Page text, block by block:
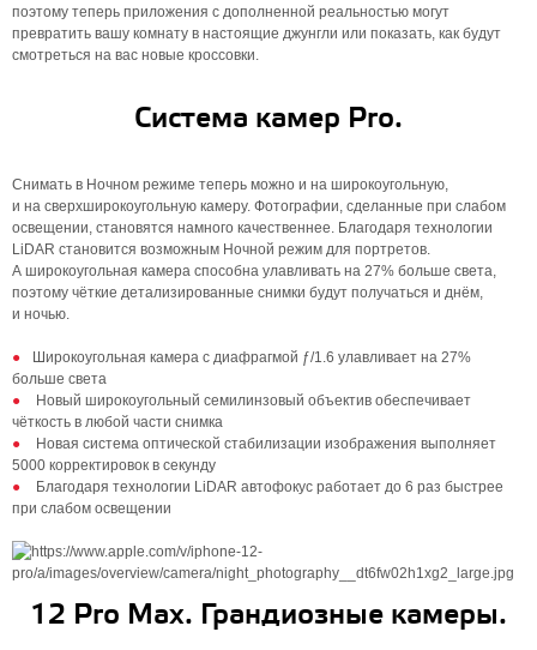
поэтому теперь приложения с дополненной реальностью могут
превратить вашу комнату в настоящие джунгли или показать, как будут
смотреться на вас новые кроссовки.
Система камер Pro.
Снимать в Ночном режиме теперь можно и на широкоугольную,
и на сверх­широкоугольную камеру. Фотографии, сделанные при слабом
освещении, становятся намного качественнее. Благодаря технологии
LiDAR становится возможным Ночной режим для портретов.
А широкоугольная камера способна улавливать на 27% больше света,
поэтому чёткие детализированные снимки будут получаться и днём,
и ночью.
Широкоугольная камера с диафрагмой ƒ/1.6 улавливает на 27%
больше света
Новый широкоугольный семилинзовый объектив обеспечивает
чёткость в любой части снимка
Новая система оптической стабилизации изображения выполняет
5000 корректировок в секунду
Благодаря технологии LiDAR автофокус работает до 6 раз быстрее
при слабом освещении
12 Pro Max. Грандиозные камеры.